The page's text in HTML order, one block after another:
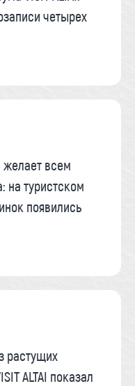
четырех
всем
на туристском
появились
растущих
ALTAI показал